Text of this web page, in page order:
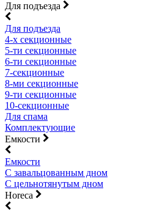
Для подъезда
Для подъезда
4-х секционные
5-ти секционные
6-ти секционные
7-секционные
8-ми секционные
9-ти секционные
10-секционные
Для спама
Комплектующие
Емкости
Емкости
С завальцованным дном
С цельнотянутым дном
Horeca